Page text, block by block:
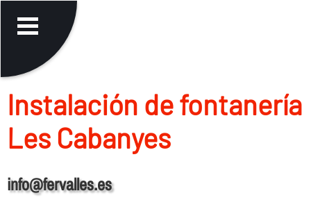
Instalación de fontanerí­a
Les Cabanyes
info@fervalles.es